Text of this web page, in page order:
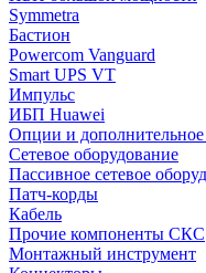
Symmetra
Бастион
Powercom Vanguard
Smart UPS VT
Импульс
ИБП Huawei
Опции и
Сетевое оборудование
Пассивное сетевое
Патч-корды
Кабель
Прочие компоненты СКС
Монтажный инструмент